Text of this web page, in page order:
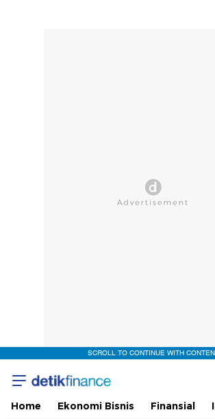
SCROLL TO CONTINUE WITH
Home Ekonomi Bisnis Finansial